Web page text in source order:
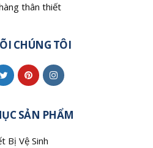
thân thiết
CHÚNG TÔI
SẢN PHẨM
Bị Vệ Sinh